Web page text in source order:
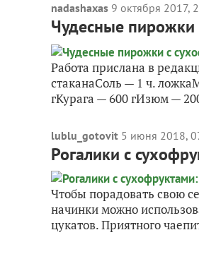
nadashaxas 9 октября 2017,
Чудесные пирожки
Работа прислана в
стаканаСоль — 1 ч.
гКурага — 600 гИзюм —
lublu_gotovit 5 июня 2018,
Рогалики с
Чтобы порадовать свою
начинки можно
цукатов. Приятного